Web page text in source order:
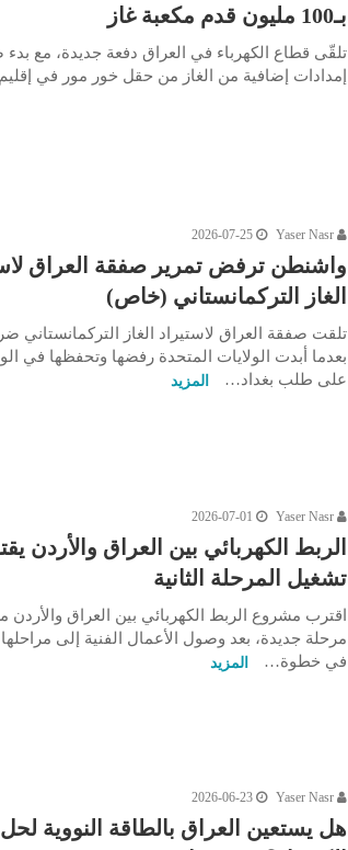
بـ100 مليون قدم مكعبة غاز
تلقّى قطاع الكهرباء في العراق دفعة جديدة، مع
إمدادات إضافية من الغاز من حقل خور مور في
Yaser Nasr
2026-07-25
واشنطن ترفض تمرير صفقة العراق
الغاز التركمانستاني (خاص)
تلقت صفقة العراق لاستيراد الغاز التركمانستاني
بعدما أبدت الولايات المتحدة رفضها وتحفظها في
على طلب بغداد…
المزيد
Yaser Nasr
2026-07-01
الربط الكهربائي بين العراق والأردن
تشغيل المرحلة الثانية
اقترب مشروع الربط الكهربائي بين العراق
مرحلة جديدة، بعد وصول الأعمال الفنية إلى مراحلها
في خطوة…
المزيد
Yaser Nasr
2026-06-23
هل يستعين العراق بالطاقة النووية